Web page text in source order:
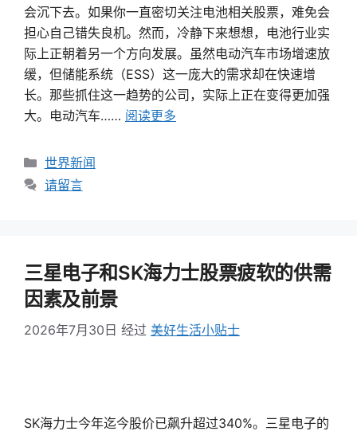
会沉下去。如果你一直密切关注电池相关股票，难免会
担心自己错失良机。然而，冷静下来想想，电池行业实
际上正朝着另一个方向发展。虽然电动汽车市场增速放
缓，但储能系统（ESS）这一庞大的需求却在快速增
长。那些抓住这一趋势的公司，实际上正在变得更加强
大。电动汽车…… 阅读更多
类
别
世界新闻
请留言
三星电子和SK海力士股票疲软的供需
因素及前景
2026年7月30日 经过 美好生活小贴士
SK海力士今年迄今股价已飙升超过340%。三星电子的